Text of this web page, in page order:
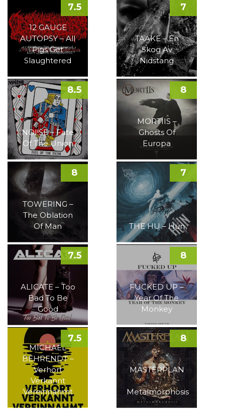
12 GAUGE
AUTOPSY – All
Pigs Get
Slaughtered
7.5
TAAKE – En
Skog Av
Nidstang
7
NOI!SE – Fate
Of The Union
8.5
MORTIIS –
Ghosts Of
Europa
8
TOWERING –
The Oblation
Of Man
8
THE HU – Hun
7
ALICATE – Too
Bad To Be
Good
7.5
FUCKED UP –
Year Of The
Monkey
8
MICHAEL
BEHRENDT –
Verhört
Verkannt
Vereinnahmt
7.5
MASTERPLAN
–
Metalmorphosis
8